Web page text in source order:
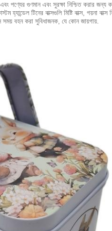
এবং পণ্যের গুণমান এবং সুরক্ষা নিশ্চিত করার
হ্যান্ডেল টিনের বাক্সগুলি মিষ্টি বাক্স, গয়না
বহন করা সুবিধাজনক, যে কোন জায়গায়.